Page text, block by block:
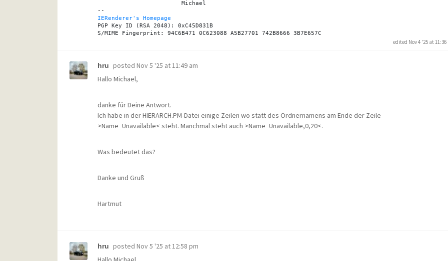
IERenderer's Homepage
PGP Key ID (RSA 2048): 0xC45D831B
edited Nov 4 '25 at
hru posted Nov 5 '25 at 11:49 am
Hallo Michael,
danke für Deine Antwort.
Ich habe in der HIERARCH.PM-Datei einige Zeilen wo statt des Ordnernamens am Ende der Zeile
>Name_Unavailable< steht. Manchmal steht auch >Name_Unavailable,0,20<.
Was bedeutet das?
Danke und Gruß
Hartmut
hru posted Nov 5 '25 at 12:58 pm